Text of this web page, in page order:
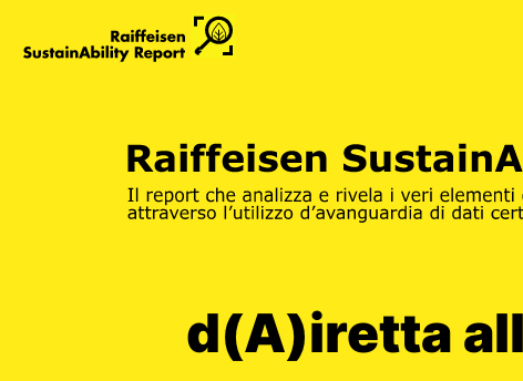
d(A)iretta